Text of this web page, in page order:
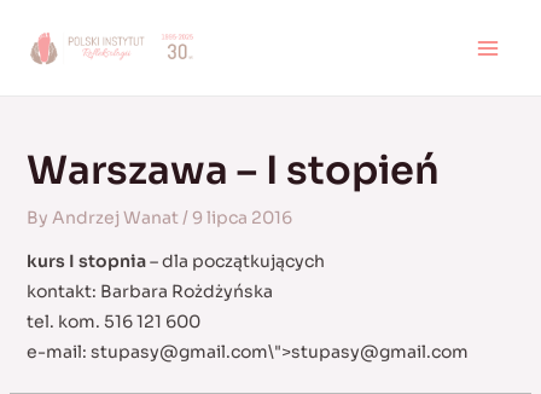
Warszawa – I stopień
By Andrzej Wanat/ 9 lipca 2016
kurs I stopnia– dla początkujących
kontakt: Barbara Rożdżyńska
tel. kom. 516 121 600
e-mail: stupasy@gmail.com\">stupasy@gmail.com